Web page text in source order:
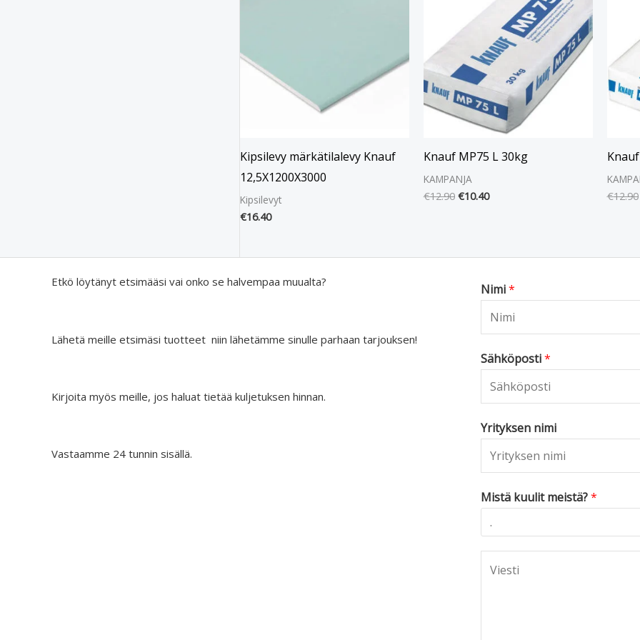
Kipsilevy märkätilalevy Knauf
12,5X1200X3000
Kipsilevyt
€16.40
Knauf MP75 L 30kg
KAMPANJA
€12.90
€12.90.
€10.40
€10.40.
€12.90
Etkö löytänyt etsimääsi vai onko se halvempaa muualta?
Lähetä meille etsimäsi tuotteet niin lähetämme sinulle parhaan tarjouksen!
Kirjoita myös meille, jos haluat tietää kuljetuksen hinnan.
Vastaamme 24 tunnin sisällä.
Nimi*
Sähköposti*
Yrityksen nimi
Mistä kuulit meistä?*